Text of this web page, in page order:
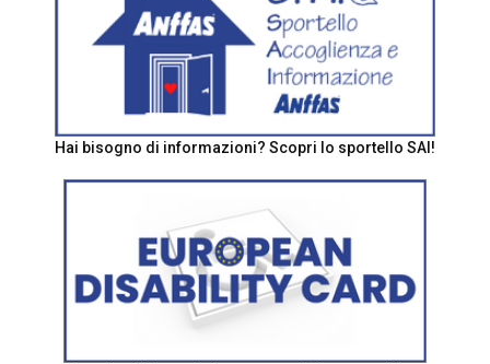
Hai bisogno di informazioni? Scopri lo sportello SAI!